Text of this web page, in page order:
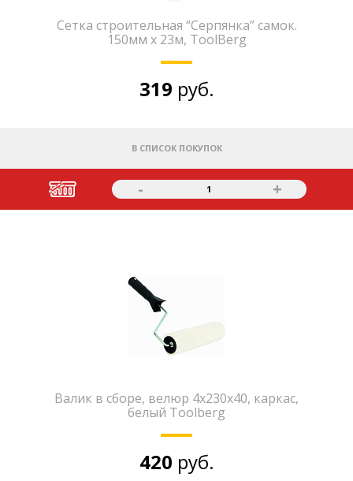
Сетка строительная “Серпянка” самок.
150мм х 23м, ToolBerg
319 руб.
В СПИСОК ПОКУПОК
- 1 +
Валик в сборе, велюр 4х230х40, каркас,
белый Toolberg
420 руб.